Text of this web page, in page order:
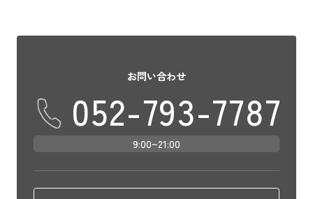
お問い合わせ
052-793-7787
9:00~21:00